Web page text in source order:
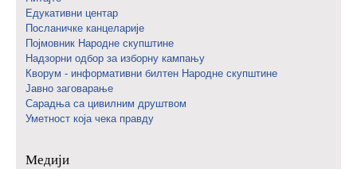
Едукативни центар
Посланичке канцеларије
Појмовник Народне скупштине
Надзорни одбор за изборну кампању
Кворум - информативни билтен Народне скупштине
Јавно заговарање
Сарадња са цивилним друштвом
Уметност која чека правду
Медији